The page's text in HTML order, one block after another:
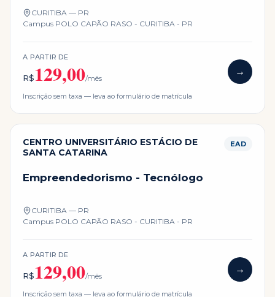
CURITIBA — PR
Campus POLO CAPÃO RASO - CURITIBA - PR
A PARTIR DE
R$129,00/mês
→
Inscrição sem taxa — leva ao formulário de matrícula
CENTRO UNIVERSITÁRIO ESTÁCIO DE
SANTA CATARINA
EAD
Empreendedorismo - Tecnólogo
CURITIBA — PR
Campus POLO CAPÃO RASO - CURITIBA - PR
A PARTIR DE
R$129,00/mês
→
Inscrição sem taxa — leva ao formulário de matrícula